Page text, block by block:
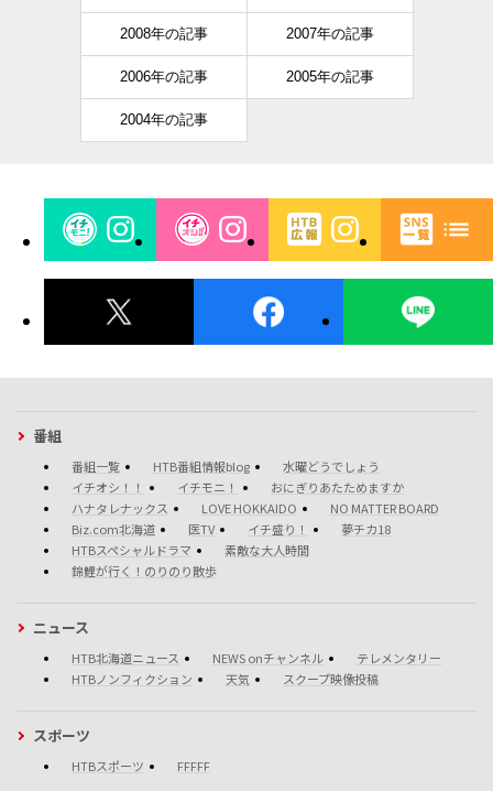
2008年の記事 2007年の記事
2006年の記事 2005年の記事
2004年の記事
番組
番組一覧 HTB番組情報blog
水曜どうでしょう
イチオシ！！
イチモニ！
おにぎりあたためますか
ハナタレナックス
LOVE HOKKAIDO
NO MATTER BOARD
Biz.com北海道
医TV イチ盛り！
夢チカ18
HTBスペシャルドラマ
素敵な大人時間
錦鯉が行く！のりのり散歩
ニュース
HTB北海道ニュース NEWS onチャンネル
テレメンタリー
HTBノンフィクション
天気 スクープ映像投稿
スポーツ
HTBスポーツ FFFFF